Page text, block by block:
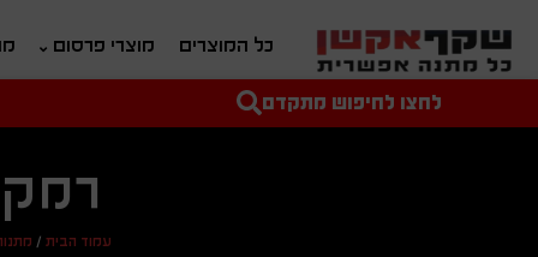
כל המוצרים מוצרי פרסום
טקסט חופשי לחיפוש מחיר מיני'לחצו לחיפוש מתקדם
עמוד הבית /